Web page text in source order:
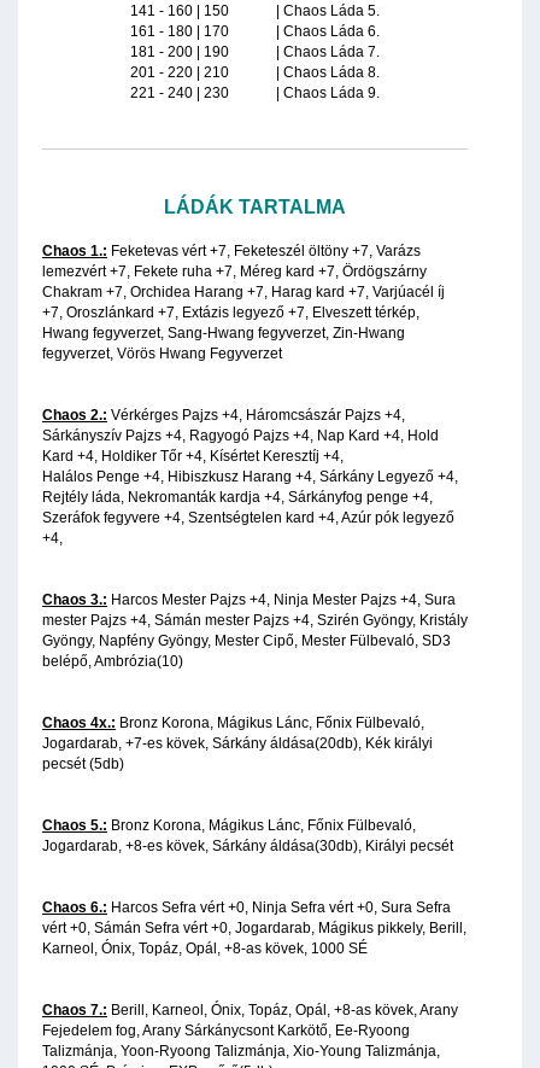
141 - 160 | 150 | Chaos Láda 5.
161 - 180 | 170 | Chaos Láda 6.
181 - 200 | 190 | Chaos Láda 7.
201 - 220 | 210 | Chaos Láda 8.
221 - 240 | 230 | Chaos Láda 9.
LÁDÁK TARTALMA
Chaos 1.: Feketevas vért +7, Feketeszél öltöny +7, Varázs
lemezvért +7, Fekete ruha +7, Méreg kard +7, Ördögszárny
Chakram +7, Orchidea Harang +7, Harag kard +7, Varjúacél íj
+7, Oroszlánkard +7, Extázis legyező +7, Elveszett térkép,
Hwang fegyverzet, Sang-Hwang fegyverzet, Zin-Hwang
fegyverzet, Vörös Hwang Fegyverzet
Chaos 2.: Vérkérges Pajzs +4, Háromcsászár Pajzs +4,
Sárkányszív Pajzs +4, Ragyogó Pajzs +4, Nap Kard +4, Hold
Kard +4, Holdiker Tőr +4, Kísértet Keresztíj +4,
Halálos Penge +4, Hibiszkusz Harang +4, Sárkány Legyező +4,
Rejtély láda, Nekromanták kardja +4, Sárkányfog penge +4,
Szeráfok fegyvere +4, Szentségtelen kard +4, Azúr pók legyező
+4,
Chaos 3.: Harcos Mester Pajzs +4, Ninja Mester Pajzs +4, Sura
mester Pajzs +4, Sámán mester Pajzs +4, Szirén Gyöngy, Kristály
Gyöngy, Napfény Gyöngy, Mester Cipő, Mester Fülbevaló, SD3
belépő, Ambrózia(10)
Chaos 4x.: Bronz Korona, Mágikus Lánc, Főnix Fülbevaló,
Jogardarab, +7-es kövek, Sárkány áldása(20db), Kék királyi
pecsét (5db)
Chaos 5.: Bronz Korona, Mágikus Lánc, Főnix Fülbevaló,
Jogardarab, +8-es kövek, Sárkány áldása(30db), Királyi pecsét
Chaos 6.: Harcos Sefra vért +0, Ninja Sefra vért +0, Sura Sefra
vért +0, Sámán Sefra vért +0, Jogardarab, Mágikus pikkely, Berill,
Karneol, Ónix, Topáz, Opál, +8-as kövek, 1000 SÉ
Chaos 7.: Berill, Karneol, Ónix, Topáz, Opál, +8-as kövek, Arany
Fejedelem fog, Arany Sárkánycsont Karkötő, Ee-Ryoong
Talizmánja, Yoon-Ryoong Talizmánja, Xio-Young Talizmánja,